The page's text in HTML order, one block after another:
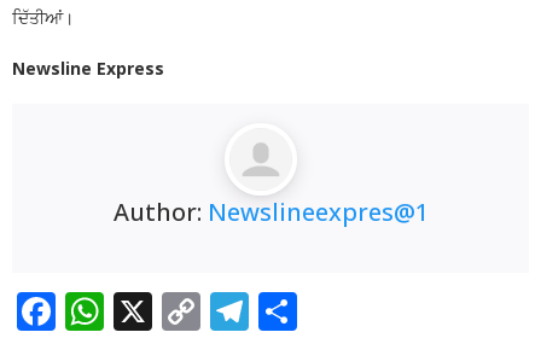
ਦਿੱਤੀਆਂ।
Newsline Express
Author: Newslineexpres@1
Facebook
WhatsApp
X CopyTelegram